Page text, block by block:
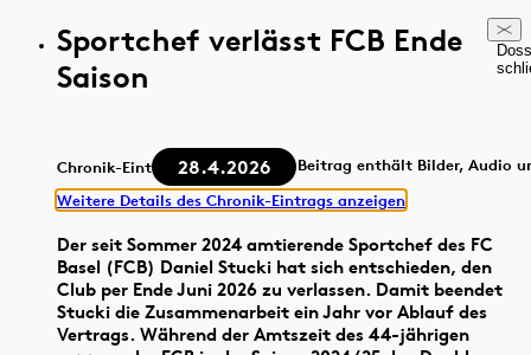
Sportchef verlässt FCB Ende
Saison
Chronik-Eintrag 28.4.2026
Beitrag enthält Bilder, Audio
Weitere Details des Chronik-Eintrags anzeigen
Der seit Sommer 2024 amtierende Sportchef des FC
Basel (FCB) Daniel Stucki hat sich entschieden, den
Club per Ende Juni 2026 zu verlassen. Damit beendet
Stucki die Zusammenarbeit ein Jahr vor Ablauf des
Vertrags. Während der Amtszeit des 44-jährigen